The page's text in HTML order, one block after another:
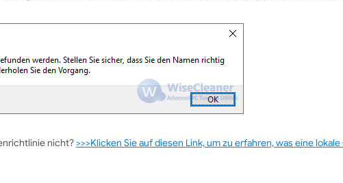
nicht?>>>Klicken Sie auf diesen Link, um zu erfahren, was eine